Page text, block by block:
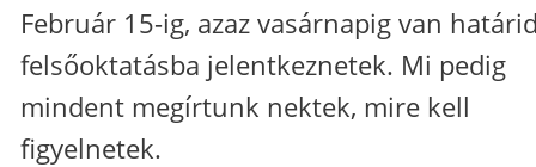
Február 15-ig, azaz vasárnapig van
felsőoktatásba jelentkeznetek. Mi pedig
mindent megírtunk nektek, mire kell
figyelnetek.